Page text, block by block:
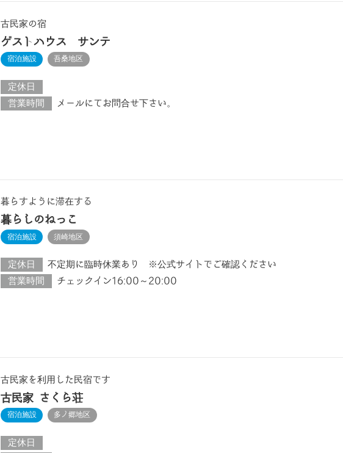
古民家の宿
ゲストハウス サンテ
宿泊施設 吾桑地区
定休日
営業時間
メールにてお問合せ下さい。
暮らすように滞在する
暮らしのねっこ
宿泊施設 須崎地区
定休日
不定期に臨時休業あり ※公式サイトでご確認ください
営業時間
チェックイン16:00～20:00
古民家を利用した民宿です
古民家 さくら荘
宿泊施設 多ノ郷地区
定休日